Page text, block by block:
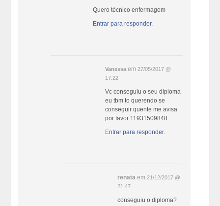
Quero técnico enfermagem
Entrar para responder.
Vanessa em 27/05/2017 @
17:22
Vc conseguiu o seu diploma
eu tbm to querendo se
conseguir quente me avisa
por favor 11931509848
Entrar para responder.
renata em 21/12/2017 @
21:47
conseguiu o diploma?